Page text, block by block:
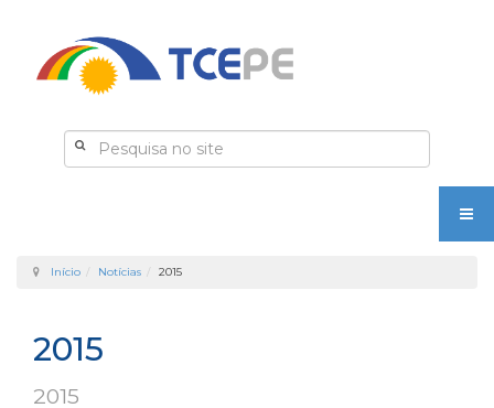
Início Notícias 2015
2015
2015